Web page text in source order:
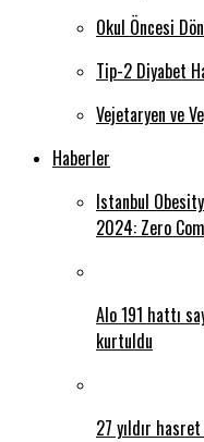
Okul Öncesi
Tip-2 Diyabet
Vejetaryen ve
Haberler
Istanbul
2024: Zero
Alo 191 hattı
kurtuldu
27 yıldır